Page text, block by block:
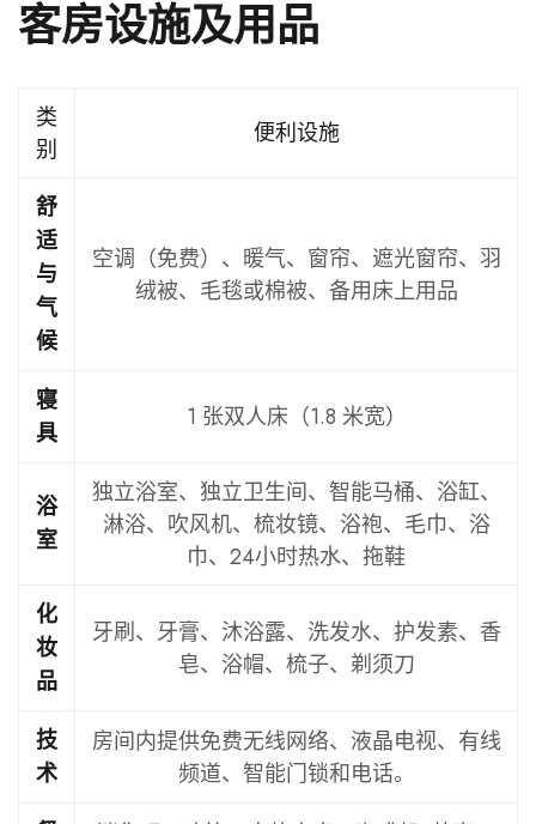
客房设施及用品
类
别
便利设施
舒
适
与
气
候
空调（免费）、暖气、窗帘、遮光窗帘、羽
绒被、毛毯或棉被、备用床上用品
寝
具
1 张双人床（1.8 米宽）
浴
室
独立浴室、独立卫生间、智能马桶、浴缸、
淋浴、吹风机、梳妆镜、浴袍、毛巾、浴
巾、24小时热水、拖鞋
化
妆
品
牙刷、牙膏、沐浴露、洗发水、护发素、香
皂、浴帽、梳子、剃须刀
技
术
房间内提供免费无线网络、液晶电视、有线
频道、智能门锁和电话。